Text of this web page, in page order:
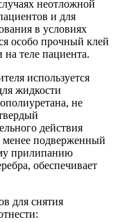
неотложной
и для
в условиях
особо прочный клей
теле пациента.
используется
жидкости
не
действия
подверженный
прилипанию
обеспечивает
для снятия